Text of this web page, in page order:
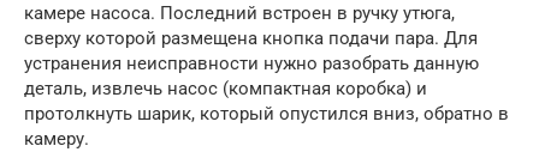
камере насоса. Последний встроен в ручку утюга,
сверху которой размещена кнопка подачи пара. Для
устранения неисправности нужно разобрать данную
деталь, извлечь насос (компактная коробка) и
протолкнуть шарик, который опустился вниз, обратно в
камеру.